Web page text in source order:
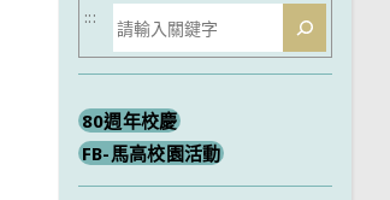
搜
尋
:::
80週年校慶
FB-馬高校園活動